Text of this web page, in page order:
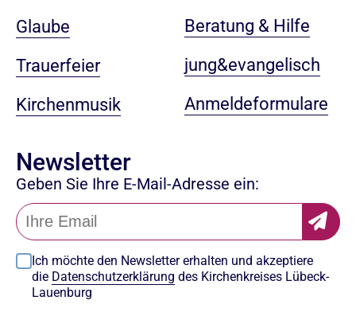
Glaube
Trauerfeier
Kirchenmusik
Beratung & Hilfe
jung&evangelisch
Anmeldeformulare
Newsletter
Geben Sie Ihre E-Mail-Adresse ein:
Ich möchte den Newsletter erhalten und akzeptiere
die Datenschutzerklärung des Kirchenkreises Lübeck-
Lauenburg